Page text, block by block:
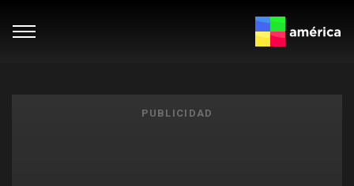
PUBLICIDAD